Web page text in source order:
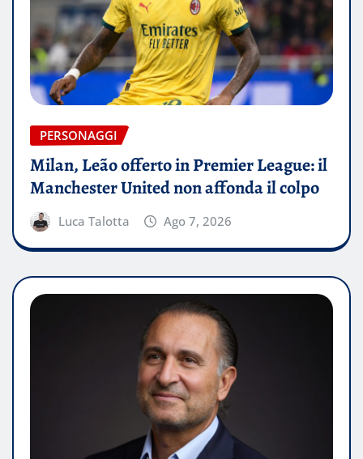
PERSONAGGI
Milan, Leão offerto in Premier League: il
Manchester United non affonda il colpo
Luca Talotta Ago 7, 2026